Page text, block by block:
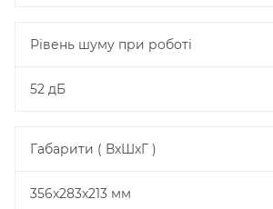
Рівень шуму при роботі
52 дБ
Габарити ( ВxШxГ )
356x283x213 мм